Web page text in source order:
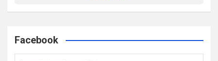
Facebook